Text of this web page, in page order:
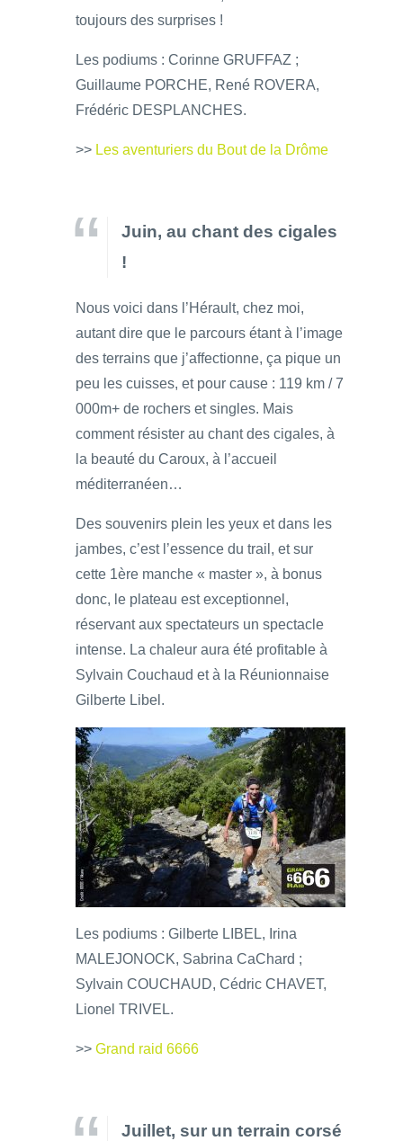
toujours des surprises !
Les podiums : Corinne GRUFFAZ ;
Guillaume PORCHE, René ROVERA,
Frédéric DESPLANCHES.
>> Les aventuriers du Bout de la Drôme
Juin, au chant des cigales
!
Nous voici dans l’Hérault, chez moi,
autant dire que le parcours étant à l’image
des terrains que j’affectionne, ça pique un
peu les cuisses, et pour cause : 119 km / 7
000m+ de rochers et singles. Mais
comment résister au chant des cigales, à
la beauté du Caroux, à l’accueil
méditerranéen…
Des souvenirs plein les yeux et dans les
jambes, c’est l’essence du trail, et sur
cette 1ère manche « master », à bonus
donc, le plateau est exceptionnel,
réservant aux spectateurs un spectacle
intense. La chaleur aura été profitable à
Sylvain Couchaud et à la Réunionnaise
Gilberte Libel.
Les podiums : Gilberte LIBEL, Irina
MALEJONOCK, Sabrina CaChard ;
Sylvain COUCHAUD, Cédric CHAVET,
Lionel TRIVEL.
>> Grand raid 6666
Juillet, sur un terrain corsé